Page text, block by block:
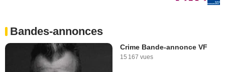
Bandes-annonces
Crime Bande-annonce VF
15 167 vues